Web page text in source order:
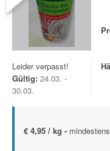
Leider verpasst!
Gültig: 24.03. -
30.03.
€ 4,95 / kg -